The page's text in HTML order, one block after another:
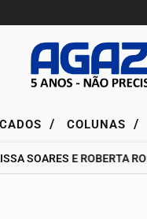
/ COLUNAS /
E ROBERTA ROMA